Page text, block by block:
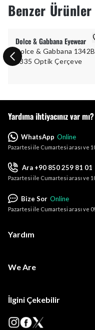
Benzer Ürünler
Dolce & Gabbana Eyewear
Dolce & Gabbana 1342B
1335 Optik Çerçeve
Yardım
We Are
İlgini Çekebilir
Yardıma ihtiyacınız var mı?
WhatsApp Online
Pazartesi ile Cumartesi arası ve
Ara +90 850 259 81 01
Pazartesi ile Cumartesi arası ve
Bize Sor Online
Pazartesi ile Cumartesi arası ve